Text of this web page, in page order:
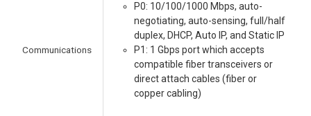
Communications
P0: 10/100/1000 Mbps, auto-
negotiating, auto-sensing, full/half
duplex, DHCP, Auto IP, and Static IP
P1: 1 Gbps port which accepts
compatible fiber transceivers or
direct attach cables (fiber or
copper cabling)